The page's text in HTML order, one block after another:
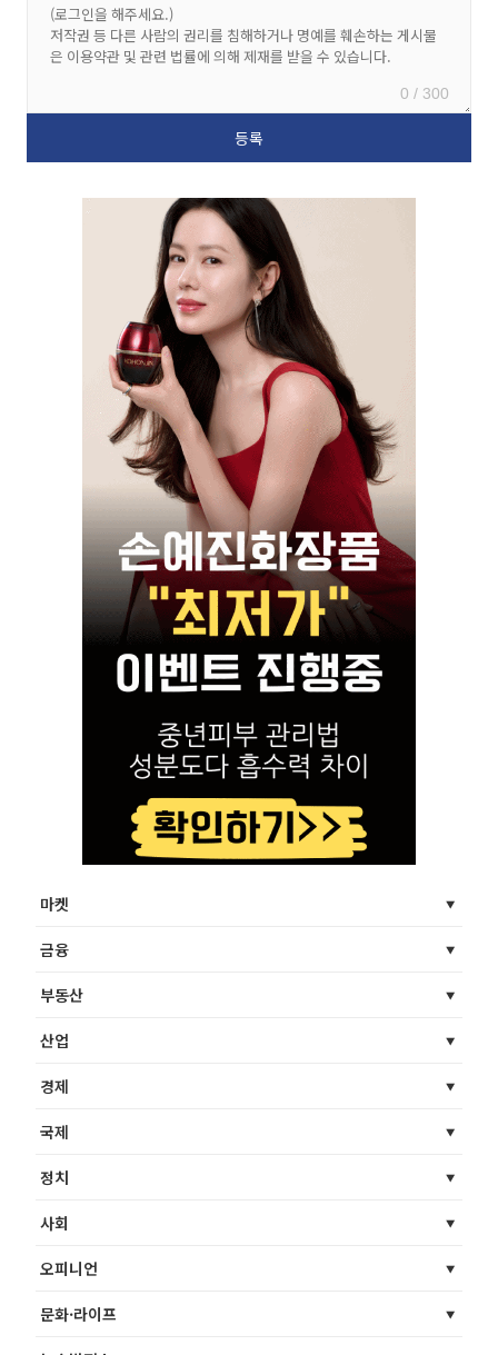
0 / 300
마켓
금융
부동산
산업
경제
국제
정치
사회
오피니언
문화·라이프